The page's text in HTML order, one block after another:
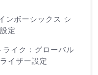
ンボーシックス シ
定
イク：グローバル
イザー設定